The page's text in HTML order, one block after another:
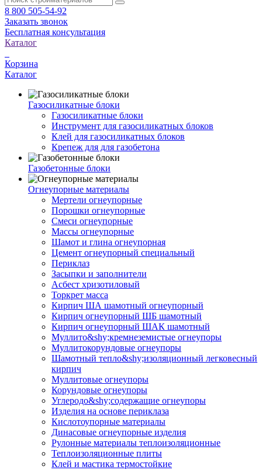
8 800 505-54-92
Заказать звонок
Бесплатная консультация
Каталог
Корзина
Каталог
Газосиликатные блоки
Газосиликатные блоки
Инструмент для газосиликатных блоков
Клей для газосиликатных блоков
Крепеж для для газобетона
Газобетонные блоки
Огнеупорные материалы
Мертели огнеупорные
Порошки огнеупорные
Смеси огнеупорные
Массы огнеупорные
Шамот и глина огнеупорная
Цемент огнеупорный специальный
Периклаз
Засыпки и заполнители
Асбест хризотиловый
Торкрет масса
Кирпич ША шамотный огнеупорный
Кирпич огнеупорный ШБ шамотный
Кирпич огнеупорный ШАК шамотный
Муллито&shy;­кремнеземистые огнеупоры
Муллито­корундовые огнеупоры
Шамотный тепло&shy;изоляционный легковесный
кирпич
Муллитовые огнеупоры
Корундовые огнеупоры
Углеродо&shy;содержащие огнеупоры
Изделия на основе периклаза
Кислотоупорные материалы
Динасовые огнеупорные изделия
Рулонные материалы теплоизоляционные
Тепло­изоляционные плиты
Клей и мастика термостойкие